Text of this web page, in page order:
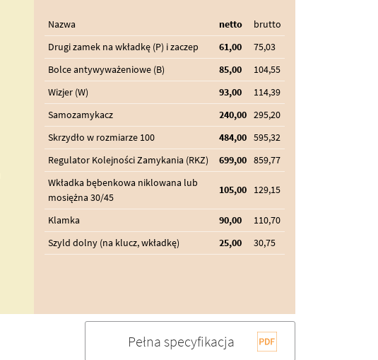
Nazwa netto
brutto
Drugi zamek na wkładkę (P) i zaczep
61,00
75,03
Bolce antywyważeniowe (B)
85,00
104,55
Wizjer (W)
93,00
114,39
Samozamykacz
240,00 295,20
Skrzydło w rozmiarze 100
484,00 595,32
Regulator Kolejności Zamykania (RKZ)
699,00 859,77
Wkładka bębenkowa niklowana lub
mosiężna 30/45
105,00 129,15
Klamka 90,00
110,70
Szyld dolny (na klucz, wkładkę)
25,00 30,75
Pełna specyfikacja